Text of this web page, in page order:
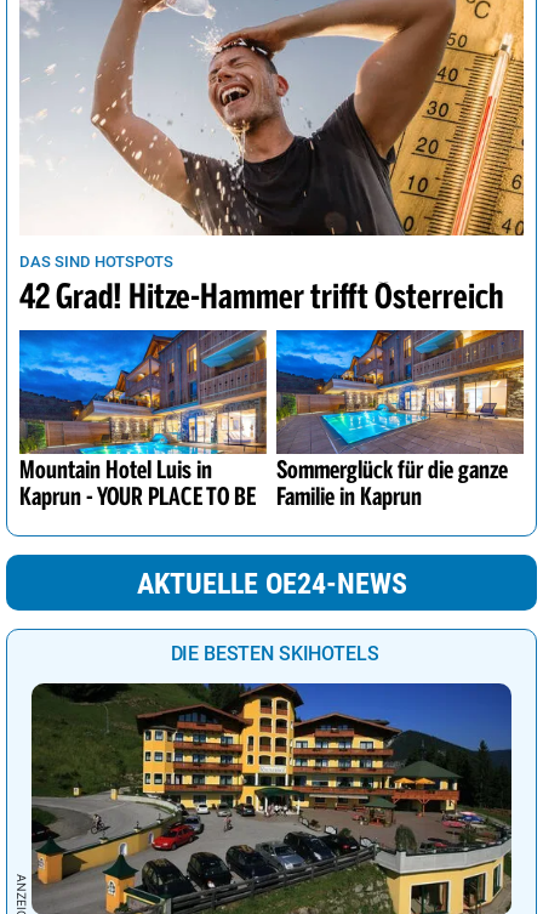
DAS SIND HOTSPOTS
42 Grad! Hitze-Hammer trifft Österreich
Mountain Hotel Luis in
Kaprun - YOUR PLACE TO BE
Sommerglück für die ganze
Familie in Kaprun
AKTUELLE OE24-NEWS
DIE BESTEN SKIHOTELS